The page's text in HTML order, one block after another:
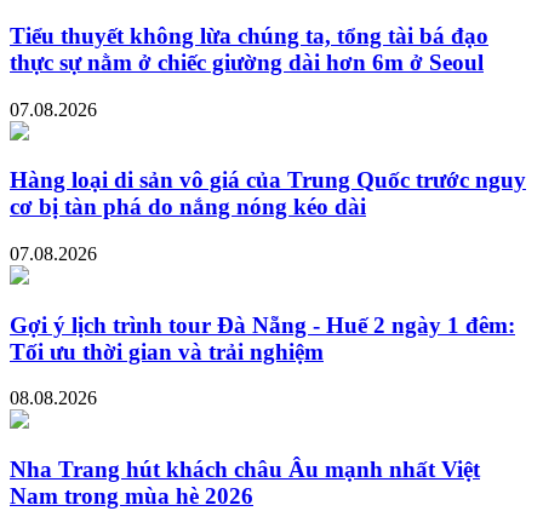
Tiểu thuyết không lừa chúng ta, tổng tài bá đạo
thực sự nằm ở chiếc giường dài hơn 6m ở Seoul
07.08.2026
Hàng loại di sản vô giá của Trung Quốc trước nguy
cơ bị tàn phá do nắng nóng kéo dài
07.08.2026
Gợi ý lịch trình tour Đà Nẵng - Huế 2 ngày 1 đêm:
Tối ưu thời gian và trải nghiệm
08.08.2026
Nha Trang hút khách châu Âu mạnh nhất Việt
Nam trong mùa hè 2026